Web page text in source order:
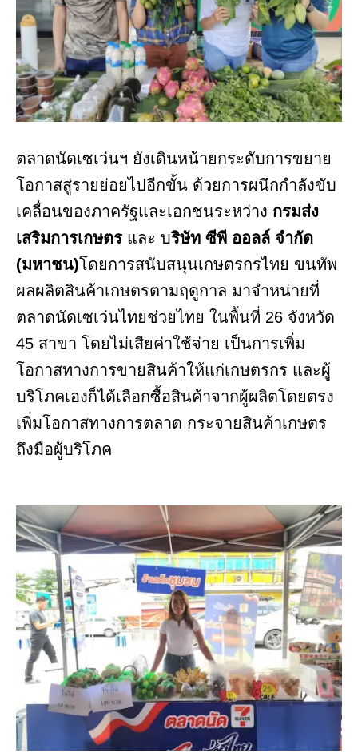
ตลาดนัดเซเว่นฯ ยังเดินหน้ายกระดับการขยาย
โอกาสสู่รายย่อยไปอีกขั้น ด้วยการผนึกกำลังขับ
เคลื่อนของภาครัฐและเอกชนระหว่าง กรมส่ง
เสริมการเกษตร และ บริษัท ซีพี ออลล์ จำกัด
(มหาชน)โดยการสนับสนุนเกษตรกรไทย ขนทัพ
ผลผลิตสินค้าเกษตรตามฤดูกาล มาจำหน่ายที่
ตลาดนัดเซเว่นไทยช่วยไทย ในพื้นที่ 26 จังหวัด
45 สาขา โดยไม่เสียค่าใช้จ่าย เป็นการเพิ่ม
โอกาสทางการขายสินค้าให้แก่เกษตรกร และผู้
บริโภคเองก็ได้เลือกซื้อสินค้าจากผู้ผลิตโดยตรง
เพิ่มโอกาสทางการตลาด กระจายสินค้าเกษตร
ถึงมือผู้บริโภค